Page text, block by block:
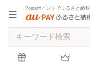
Pontaポイントでふるさと納税